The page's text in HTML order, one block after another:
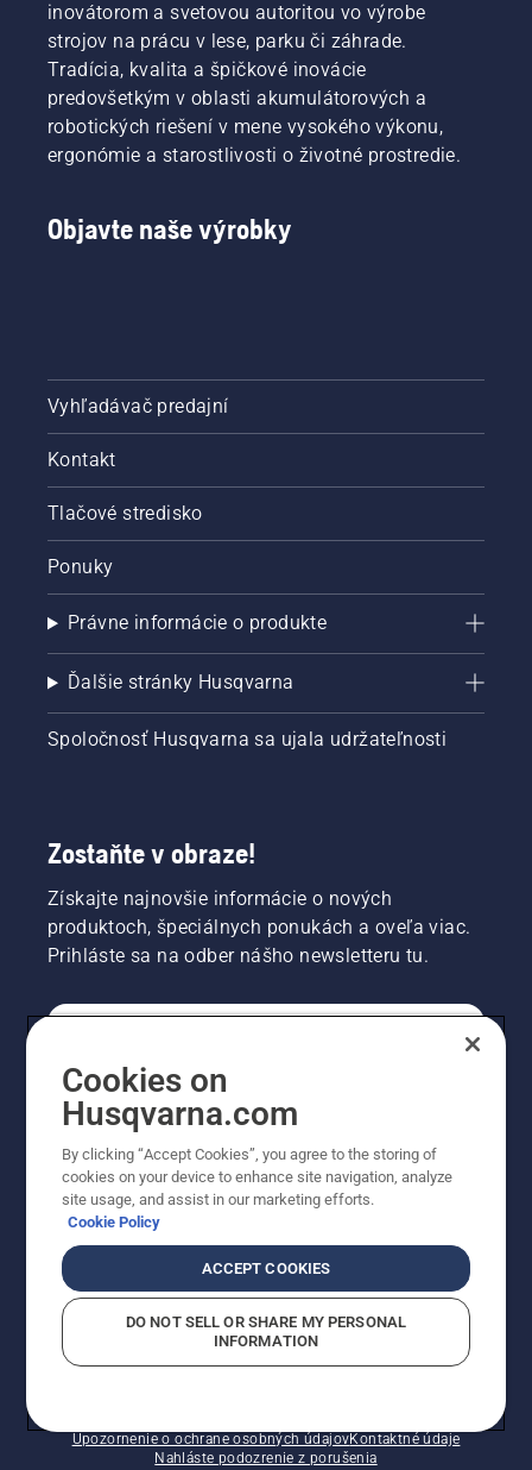
inovátorom a svetovou autoritou vo výrobe
strojov na prácu v lese, parku či záhrade.
Tradícia, kvalita a špičkové inovácie
predovšetkým v oblasti akumulátorových a
robotických riešení v mene vysokého výkonu,
ergonómie a starostlivosti o životné prostredie.
Objavte naše výrobky
Vyhľadávač predajní
Kontakt
Tlačové stredisko
Ponuky
Právne informácie o produkte
Ďalšie stránky Husqvarna
Spoločnosť Husqvarna sa ujala udržateľnosti
Zostaňte v obraze!
Získajte najnovšie informácie o nových
produktoch, špeciálnych ponukách a oveľa viac.
Prihláste sa na odber nášho newsletteru tu.
PROFESIONÁLNE
Upozornenie o ochrane osobných údajovKontaktné údaje
Nahláste podozrenie z porušenia
Cookies on
Husqvarna.com
By clicking “Accept Cookies”, you agree to the storing of
cookies on your device to enhance site navigation, analyze
site usage, and assist in our marketing efforts.
Cookie Policy
ACCEPT COOKIES
DO NOT SELL OR SHARE MY PERSONAL
INFORMATION